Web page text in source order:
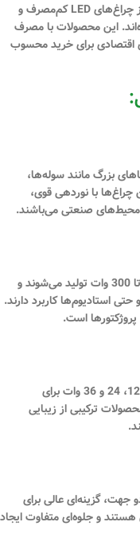
چراغ‌های LED کم‌مصرف و
این محصولات با مصرف
اقتصادی برای خرید محسوب
بزرگ مانند سوله‌ها،
چراغ‌ها با نوردهی قوی،
محیط‌های صنعتی می‌باشند.
وات تولید می‌شوند و
استادیوم‌ها کاربرد دارند.
است.
برای
ترکیبی از زیبایی
جهت، گزینه‌ای عالی برای
و جلوه‌ای متفاوت ایجاد